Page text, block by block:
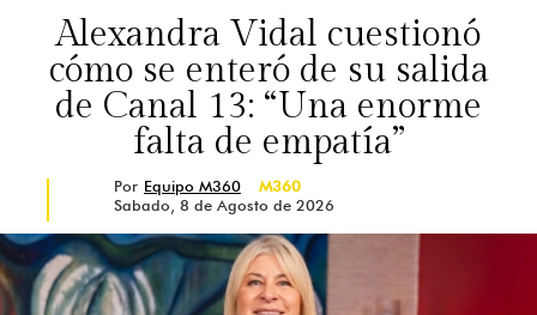
Alexandra Vidal cuestionó
cómo se enteró de su salida
de Canal 13: “Una enorme
falta de empatía”
Por Equipo M360
M360
Sabado, 8 de Agosto de 2026